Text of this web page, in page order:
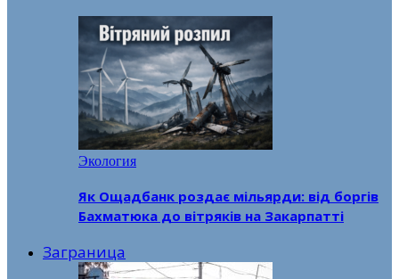
Экология
Як Ощадбанк роздає мільярди: від боргів
Бахматюка до вітряків на Закарпатті
Заграница